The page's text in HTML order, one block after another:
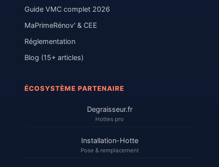
Guide VMC complet 2026
MaPrimeRénov' & CEE
Réglementation
Blog (15+ articles)
ÉCOSYSTÈME PARTENAIRE
Degraisseur.fr
Hottes pro
Installation-Hotte
Pose & remplacement